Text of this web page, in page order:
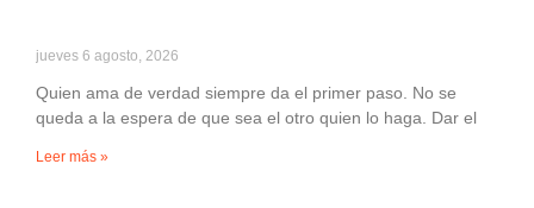
jueves 6 agosto, 2026
Quien ama de verdad siempre da el primer paso. No se
queda a la espera de que sea el otro quien lo haga. Dar el
Leer más »